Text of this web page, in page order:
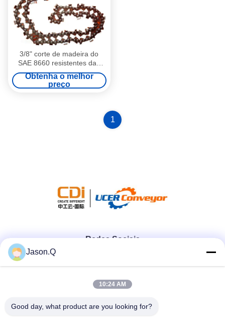
3/8" corte de madeira do
SAE 8660 resistentes das
relações da corrente
transportadora 76 do passo
Obtenha o melhor
preço
1
Redes Sociais
Contato rápido
Telefone
Jason.Q
10:24 AM
Good day, what product are you looking for?